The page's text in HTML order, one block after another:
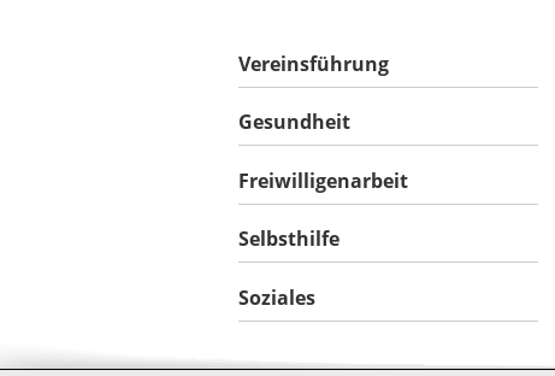
Vereinsführung
Gesundheit
Freiwilligenarbeit
Selbsthilfe
Soziales